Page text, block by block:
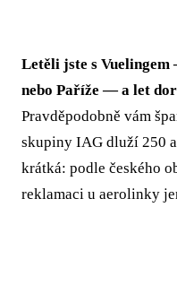
Letěli jste s
nebo Paříže — a let
Pravděpodobně vám
skupiny IAG dluží 250
krátká: podle českého
reklamaci u aerolinky